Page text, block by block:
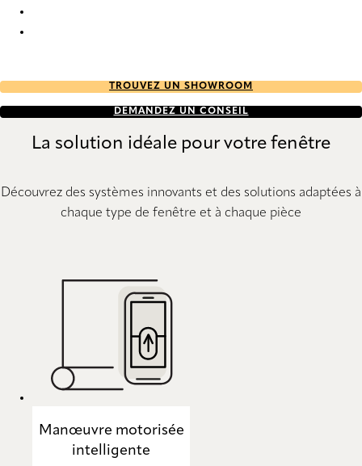
TROUVEZ UN SHOWROOM
DEMANDEZ UN CONSEIL
La solution idéale pour votre fenêtre
Découvrez des systèmes innovants et des solutions adaptées à
chaque type de fenêtre et à chaque pièce
Manœuvre motorisée
intelligente